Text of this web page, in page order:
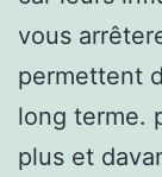
vous
permettent
long terme.
plus et